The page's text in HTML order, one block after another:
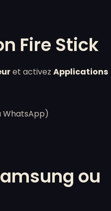
Fire Stick
et activez Applications
WhatsApp)
ou